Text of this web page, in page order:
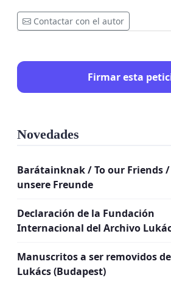
Contactar con el autor
Firmar esta
Novedades
Barátainknak / To our Friends /
unsere Freunde
Declaración de la Fundación
Internacional del Archivo
Manuscritos a ser removidos
Lukács (Budapest)